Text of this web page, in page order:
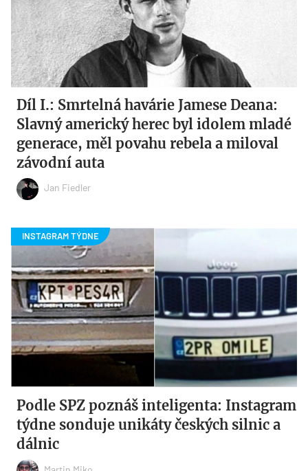
Díl I.: Smrtelná havárie Jamese Deana:
Slavný americký herec byl idolem mladé
generace, měl povahu rebela a miloval
závodní auta
Jan Fiedler
Podle SPZ poznáš inteligenta: Instagram
týdne sonduje unikáty českých silnic a
dálnic